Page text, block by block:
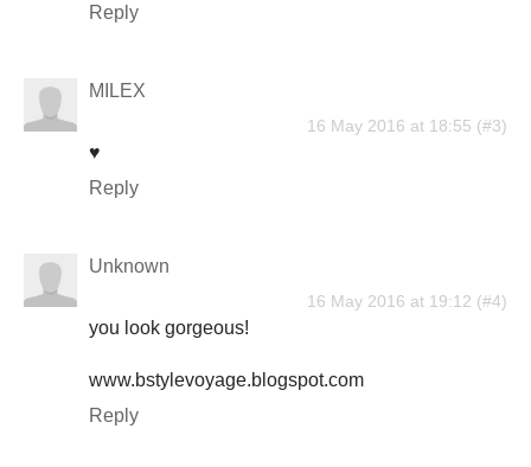
Reply
MILEX
16 May 2016 at 18:55
♥
Reply
Unknown
16 May 2016 at 19:12
you look gorgeous!
www.bstylevoyage.blogspot.com
Reply